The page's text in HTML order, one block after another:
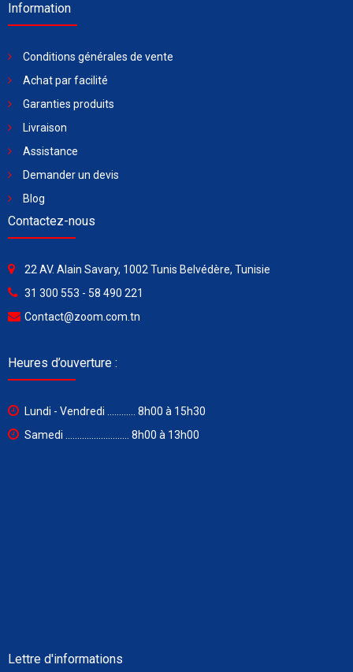
Information
Conditions générales de vente
Achat par facilité
Garanties produits
Livraison
Assistance
Demander un devis
Blog
Contactez-nous
22 AV. Alain Savary, 1002 Tunis Belvédère, Tunisie
31 300 553 - 58 490 221
Contact@zoom.com.tn
Heures d’ouverture :
Lundi - Vendredi ............ 8h00 à 15h30
Samedi ........................... 8h00 à 13h00
Lettre d'informations